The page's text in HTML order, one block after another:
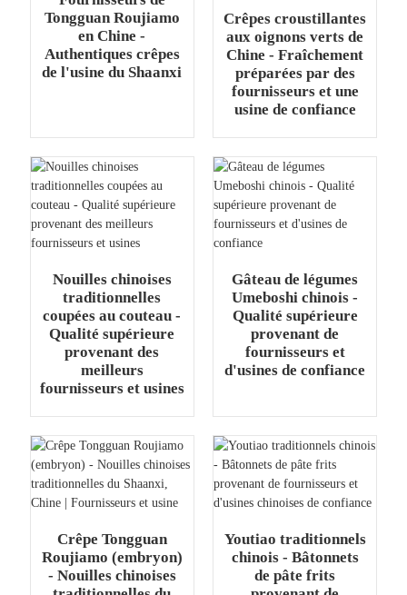
Tongguan Roujiamo
en Chine -
Authentiques crêpes
de l'usine du Shaanxi
Crêpes croustillantes
aux oignons verts de
Chine - Fraîchement
préparées par des
fournisseurs et une
usine de confiance
Nouilles chinoises
traditionnelles
coupées au couteau -
Qualité supérieure
provenant des
meilleurs
fournisseurs et usines
Gâteau de légumes
Umeboshi chinois -
Qualité supérieure
provenant de
fournisseurs et
d'usines de confiance
Crêpe Tongguan
Roujiamo (embryon)
- Nouilles chinoises
Youtiao traditionnels
chinois - Bâtonnets
de pâte frits